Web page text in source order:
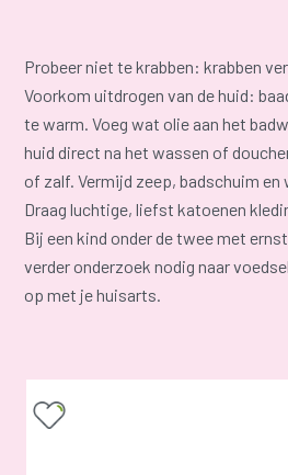
Probeer niet te krabben: krabben
Voorkom uitdrogen van de huid:
te warm. Voeg wat olie aan het
huid direct na het wassen of
of zalf. Vermijd zeep, badschuim en
Draag luchtige, liefst katoenen
Bij een kind onder de twee met
verder onderzoek nodig naar
op met je huisarts.